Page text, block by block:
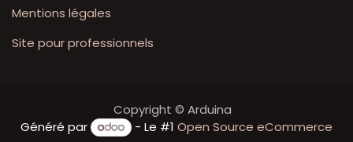
Mentions légales
Site pour professionnels
Copyright © Arduina
Généré par
- Le #1 Open Source eCommerce